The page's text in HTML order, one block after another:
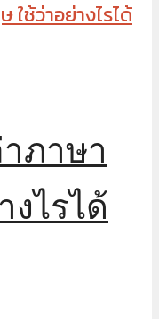
ภาษา
งไรได้